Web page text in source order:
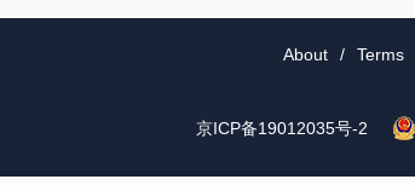
About / Terms
京ICP备19012035号-2